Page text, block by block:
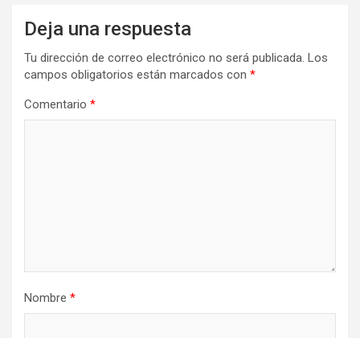
Deja una respuesta
Tu dirección de correo electrónico no será publicada. Los
campos obligatorios están marcados con *
Comentario *
Nombre *